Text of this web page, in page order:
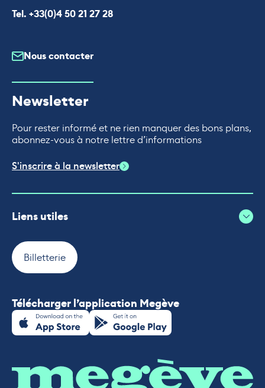
Appeler le
Tel. +33(0)4 50 21 27 28
Nous contacter
Newsletter
Pour rester informé et ne rien manquer des bons plans,
abonnez-vous à notre lettre d’informations
S'inscrire à la newsletter
Liens utiles
Billetterie
Télécharger l’application Megève